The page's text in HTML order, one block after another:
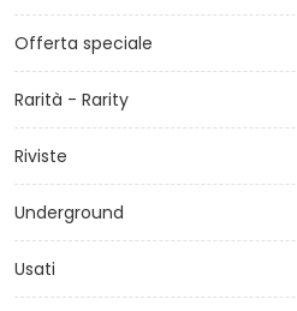
Offerta speciale
Rarità - Rarity
Riviste
Underground
Usati